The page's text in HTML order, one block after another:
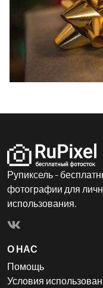
Рупиксель -
фотографии для
использования.
О НАС
Помощь
Условия